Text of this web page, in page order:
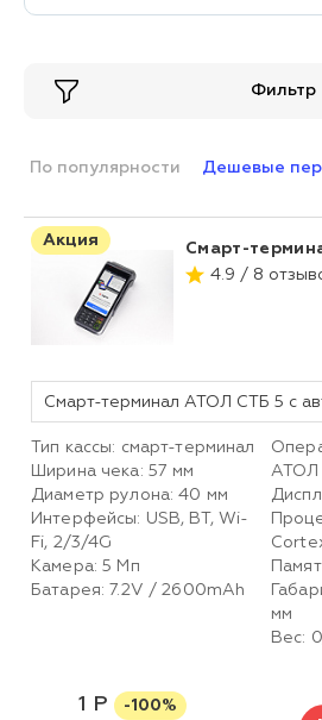
Фильтр
По популярности Дешевые
Акция
Смарт-
4.9 / 8
Тип кассы: смарт-терминал
Ширина чека: 57 мм
Диаметр рулона: 40 мм
Интерфейсы: USB, BT, Wi-
Fi, 2/3/4G
Камера: 5 Мп
Батарея: 7.2V / 2600mAh
мм
Вес:
1 Р -100%